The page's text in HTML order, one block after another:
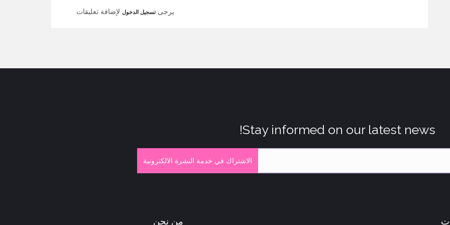
يرجىتسجيل الدخول لإضافة تعليقات
Stay informed on our latest news!
الاشتراك في خدمة النشرة الالكترونية
من نحن